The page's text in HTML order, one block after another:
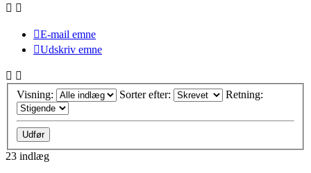
E-mail emne
Udskriv emne
Visning: Sorter efter: Retning:
23 indlæg